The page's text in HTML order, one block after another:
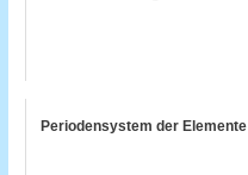
Periodensystem der Elemente